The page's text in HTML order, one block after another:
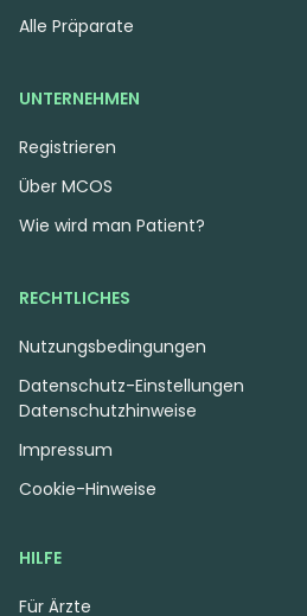
Alle Präparate
UNTERNEHMEN
Registrieren
Über MCOS
Wie wird man Patient?
HILFE
Für Ärzte
RECHTLICHES
Nutzungsbedingungen
Datenschutzhinweise
Impressum
Cookie-Hinweise
Datenschutz-Einstellungen